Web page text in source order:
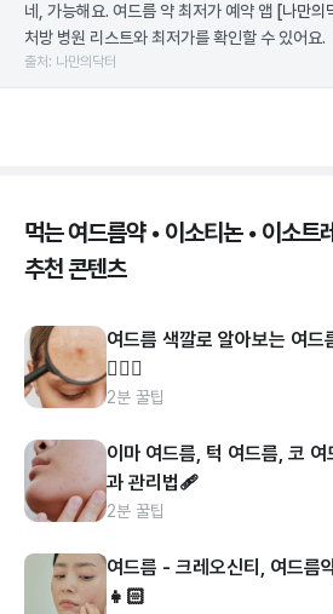
네, 가능해요. 여드름 약 최저가 예약 앱 [나만의
처방 병원 리스트와 최저가를 확인할 수 있어요.
출처: 나만의닥터
먹는 여드름약 • 이소티논 • 이소트
추천 콘텐츠
여드름 색깔로 알아보는 여드
👩🏻‍⚕️
2분 꿀팁
이마 여드름, 턱 여드름, 코
과 관리법🩹
2분 꿀팁
여드름 - 크레오신티, 여드름
👧🏻